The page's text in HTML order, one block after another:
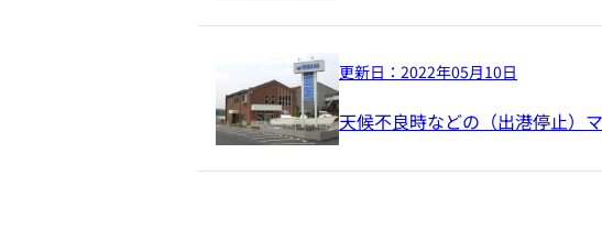
天候不良時などの（出港停止）
更新日： 2022年05月10日